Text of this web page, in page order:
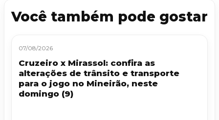
Você também pode gostar
07/08/2026
Cruzeiro x Mirassol: confira as
alterações de trânsito e transporte
para o jogo no Mineirão, neste
domingo (9)